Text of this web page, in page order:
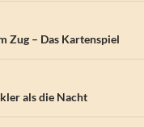
Zug – Das Kartenspiel
als die Nacht